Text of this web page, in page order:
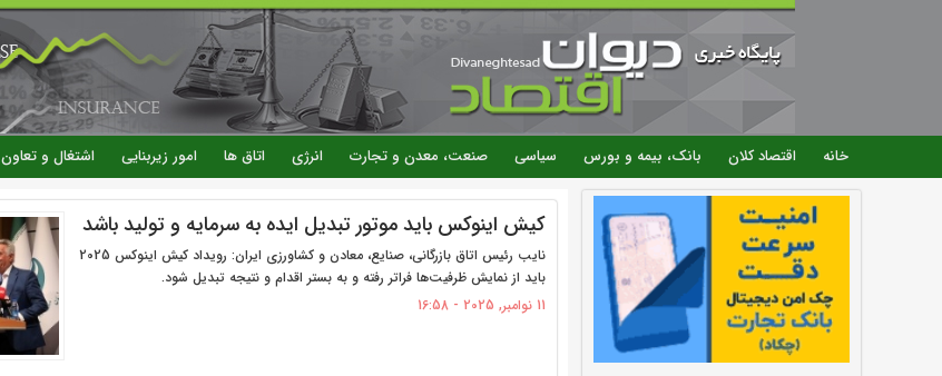
رفتن
به
محتوای
اصلی
خانه اقتصاد کلان بانک، بیمه و بورس سیاسی صنعت، معدن و تجارت انرژی اتاق ها امور زیربنایی اشتغال و تعاون
کیش اینوکس باید موتور تبدیل ایده به سرمایه و تولید باشد
نایب ‌رئیس اتاق بازرگانی، صنایع، معادن و کشاورزی ایران: رویداد کیش اینوکس 2025
باید از نمایش ظرفیت‌ها فراتر رفته و به بستر اقدام و نتیجه تبدیل شود.
11 نوامبر, 2025 - 16:58
صفحه‌ها